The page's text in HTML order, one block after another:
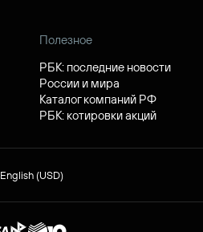
Полезное
РБК: последние новости
России и мира
Каталог компаний РФ
РБК: котировки акций
English (USD)